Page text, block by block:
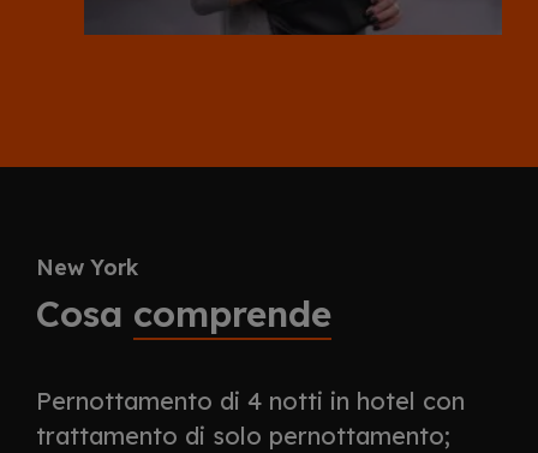
New York
Cosa comprende
Pernottamento di 4 notti in hotel con
trattamento di solo pernottamento;